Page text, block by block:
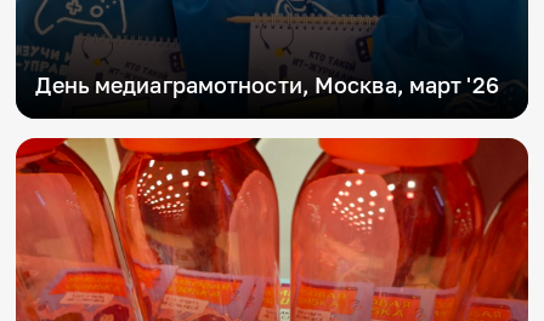
День медиаграмотности, Москва, март '26